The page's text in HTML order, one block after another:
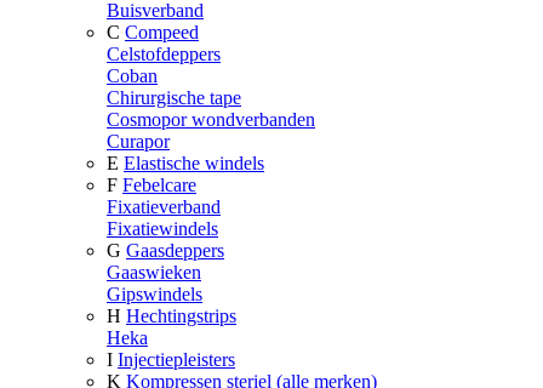
Buisverband
C Compeed
Celstofdeppers
Coban
Chirurgische tape
Cosmopor wondverbanden
Curapor
E Elastische windels
F Febelcare
Fixatieverband
Fixatiewindels
G Gaasdeppers
Gaaswieken
Gipswindels
H Hechtingstrips
Heka
I Injectiepleisters
K Kompressen steriel (alle merken)